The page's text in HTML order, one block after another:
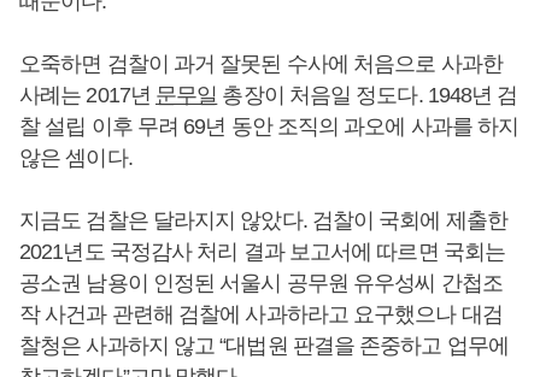
오죽하면 검찰이 과거 잘못된 수사에 처음으로 사과한
사례는 2017년 문무일 총장이 처음일 정도다. 1948년 검
찰 설립 이후 무려 69년 동안 조직의 과오에 사과를 하지
않은 셈이다.
지금도 검찰은 달라지지 않았다. 검찰이 국회에 제출한
2021년도 국정감사 처리 결과 보고서에 따르면 국회는
공소권 남용이 인정된 서울시 공무원 유우성씨 간첩조
작 사건과 관련해 검찰에 사과하라고 요구했으나 대검
찰청은 사과하지 않고 “대법원 판결을 존중하고 업무에